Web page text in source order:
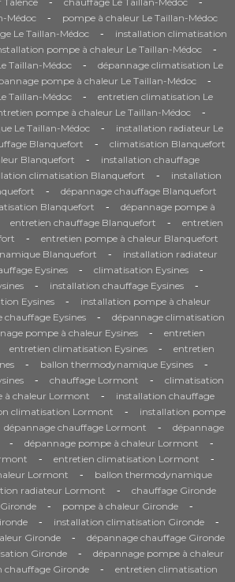
Médoc - pompe à chaleur Le Taillan-Médoc
Le Taillan-Médoc -
installation climatisation
pompe à chaleur Le Taillan-Médoc -
Taillan-Médoc -
dépannage climatisation Le
pompe à chaleur Le Taillan-Médoc -
Taillan-Médoc -
entretien climatisation Le
pompe à chaleur Le Taillan-Médoc -
Le Taillan-Médoc -
installation radiateur Le
Blanquefort - climatisation Blanquefort
Blanquefort -
installation chauffage
climatisation Blanquefort -
installation
- dépannage chauffage Blanquefort
Blanquefort -
dépannage pompe à
entretien chauffage Blanquefort -
entretien
- entretien pompe à chaleur Blanquefort
Blanquefort -
installation radiateur
Eysines - climatisation Eysines -
- installation chauffage Eysines -
Eysines -
installation pompe à chaleur
chauffage Eysines -
dépannage climatisation
pompe à chaleur Eysines -
entretien
entretien climatisation Eysines -
entretien
- ballon thermodynamique Eysines -
- chauffage Lormont -
climatisation
à chaleur Lormont -
installation chauffage
climatisation Lormont -
installation pompe
dépannage chauffage Lormont -
dépannage
- dépannage pompe à chaleur Lormont -
- entretien climatisation Lormont -
Lormont -
ballon thermodynamique
radiateur Lormont - chauffage Gironde
- pompe à chaleur Gironde -
- installation climatisation Gironde -
Gironde - dépannage chauffage Gironde
Gironde -
dépannage pompe à chaleur
chauffage Gironde -
entretien climatisation